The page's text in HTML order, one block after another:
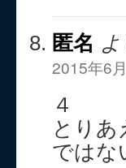
匿名
2015年6
４
とりあ
ではな